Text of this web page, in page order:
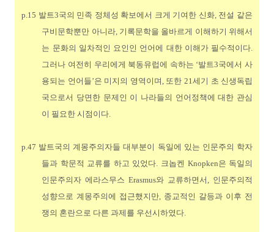
p.15 발트3국의 민족 정체성 확보에서 크게 기여한 신화, 전설 같은
구비문학뿐만 아니라, 기록문학을 올바르게 이해하기 위해서
는 문화의 일차적인 요인인 언어에 대한 이해가 필수적이다
그러나 여전히 우리에게 북동유럽에 속하는 ‘발트3국에서 사
용되는 언어들’은 미지의 영역이며 또한 21 세기 초 신생독립
국으로서 당면한 문제인 이 나라들의 언어정책에 대한 관심
이 필요한 시점이다
p.47 발트국의 계몽주의자들 대부분이 독일에 있는 인문주의 학자
들과 학문적 교류를 하고 있었다
크놉켄 Knopken은 독일의
인문주의자 에라스무스Erasmus와 교류하면서
인문주의적
성향으로 계몽주의에 접근했지만 종교적인 갈등과 이후 전
쟁의 혼란으로 다른 과제를 우선시하였다